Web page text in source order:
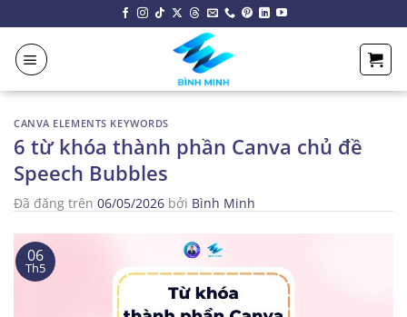
đến
nội
dung
CANVA ELEMENTS KEYWORDS
6 từ khóa thành phần Canva chủ đề
Speech Bubbles
Đã đăng trên 06/05/2026 bởi Bình Minh
06
Th5